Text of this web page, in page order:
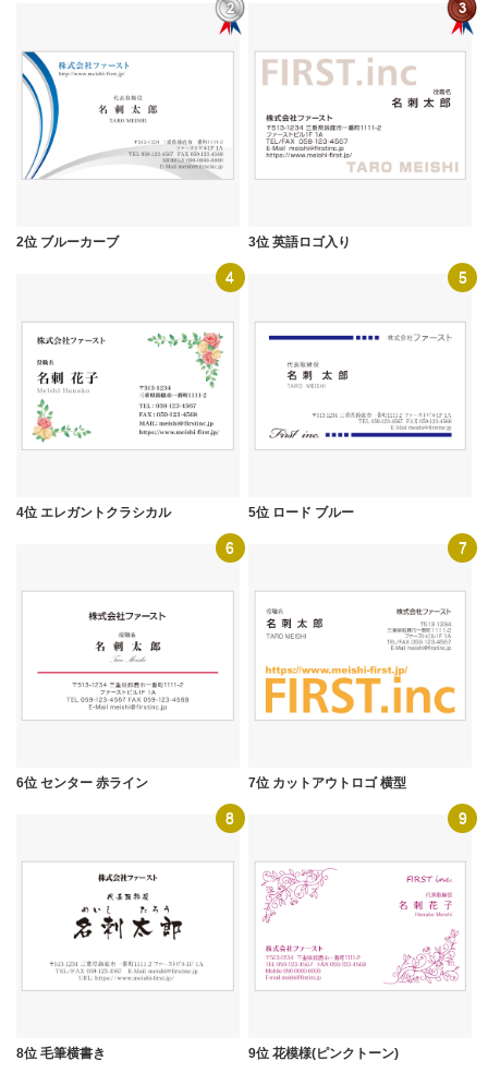
2位 ブルーカーブ 3位 英語ロゴ入り
4
4位 エレガントクラシカル
5
5位 ロード ブルー
6
6位 センター 赤ライン
7
7位 カットアウトロゴ 横型
8
8位 毛筆横書き
9
9位 花模様(ピンクトーン)